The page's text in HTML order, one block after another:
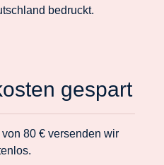
bedruckt.
gespart
80 € versenden wir